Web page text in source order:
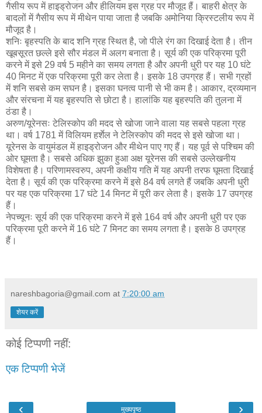
गैसीय रूप में हाइड्रोजन और हीलियम इस ग्रह पर मौजूद हैं। बाहरी क्षेत्र के
बादलों में गैसीय रूप में मीथेन पाया जाता है जबकि अमोनिया क्रिस्टलीय रूप में
मौजूद है।
शनिः बृहस्पति के बाद शनि ग्रह स्थित है, जो पीले रंग का दिखाई देता है। तीन
खूबसूरत छल्ले इसे सौर मंडल में अलग बनाता है। सूर्य की एक परिक्रमा पूरी
करने में इसे 29 वर्ष 5 महीने का समय लगता है और अपनी धुरी पर यह 10 घंटे
40 मिनट में एक परिक्रमा पूरी कर लेता है। इसके 18 उपग्रह हैं। सभी ग्रहों
में शनि सबसे कम सघन है। इसका घनत्व पानी से भी कम है। आकार, द्रव्यमान
और संरचना में यह बृहस्पति से छोटा है। हालांकि यह बृहस्पति की तुलना में
ठंडा है।
अरुण/यूरेनसः टेलिस्कोप की मदद से खोजा जाने वाला यह सबसे पहला ग्रह
था। वर्ष 1781 में विलियम हर्शेल ने टेलिस्कोप की मदद से इसे खोजा था।
यूरेनस के वायुमंडल में हाइड्रोजन और मीथेन पाए गए हैं। यह पूर्व से पश्चिम की
ओर घूमता है। सबसे अधिक झुका हुआ अक्ष यूरेनस की सबसे उल्लेखनीय
विशेषता है। परिणामस्वरुप, अपनी कक्षीय गति में यह अपनी तरफ घूमता दिखाई
देता है। सूर्य की एक परिक्रमा करने में इसे 84 वर्ष लगते हैं जबकि अपनी धुरी
पर यह एक परिक्रमा 17 घंटे 14 मिनट में पूरी कर लेता है। इसके 17 उपग्रह
हैं।
नेपच्यूनः सूर्य की एक परिक्रमा करने में इसे 164 वर्ष और अपनी धुरी पर एक
परिक्रमा पूरी करने में 16 घंटे 7 मिनट का समय लगता है। इसके 8 उपग्रह
हैं।
nareshbagoria@gmail.com at 7:20:00 am
शेयर करें
कोई टिप्पणी नहीं:
एक टिप्पणी भेजें
‹ ›
मुख्यपृष्ठ